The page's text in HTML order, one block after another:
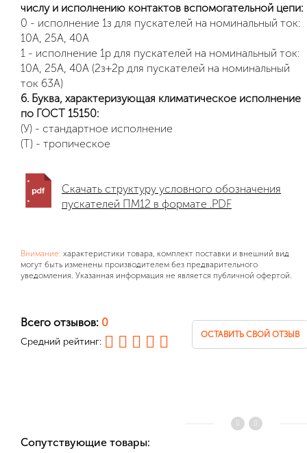
числу и исполнению контактов вспомогательной цепи:
0 - исполнение 1з для пускателей на номинальный ток:
10А, 25А, 40А
1 - исполнение 1р для пускателей на номинальный ток:
10А, 25А, 40А (2з+2р для пускателей на номинальный
ток 63А)
6. Буква, характеризующая климатическое исполнение
по ГОСТ 15150:
(У) - стандартное исполнение
(Т) - тропическое
Скачать структуру условного обозначения
пускателей ПМ12 в формате .PDF
Внимание: характеристики товара, комплект поставки и внешний вид
могут быть изменены производителем без предварительного
уведомления. Указанная информация не является публичной офертой.
Всего отзывов: 0
Средний рейтинг:
ОСТАВИТЬ СВОЙ ОТЗЫВ
Сопутствующие товары: